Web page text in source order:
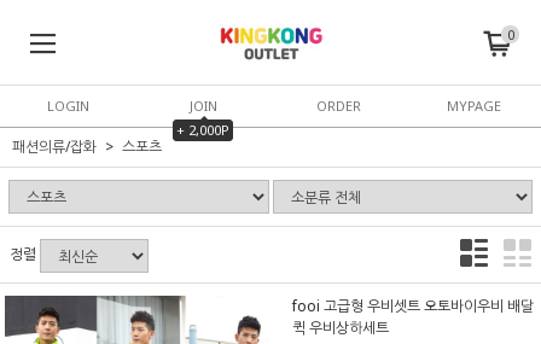
0
LOGIN
JOIN
+ 2,000P
ORDER MYPAGE
패션의류/잡화 스포츠
정렬
fooi 고급형 우비셋트 오토바이우비 배달
퀵 우비상하세트